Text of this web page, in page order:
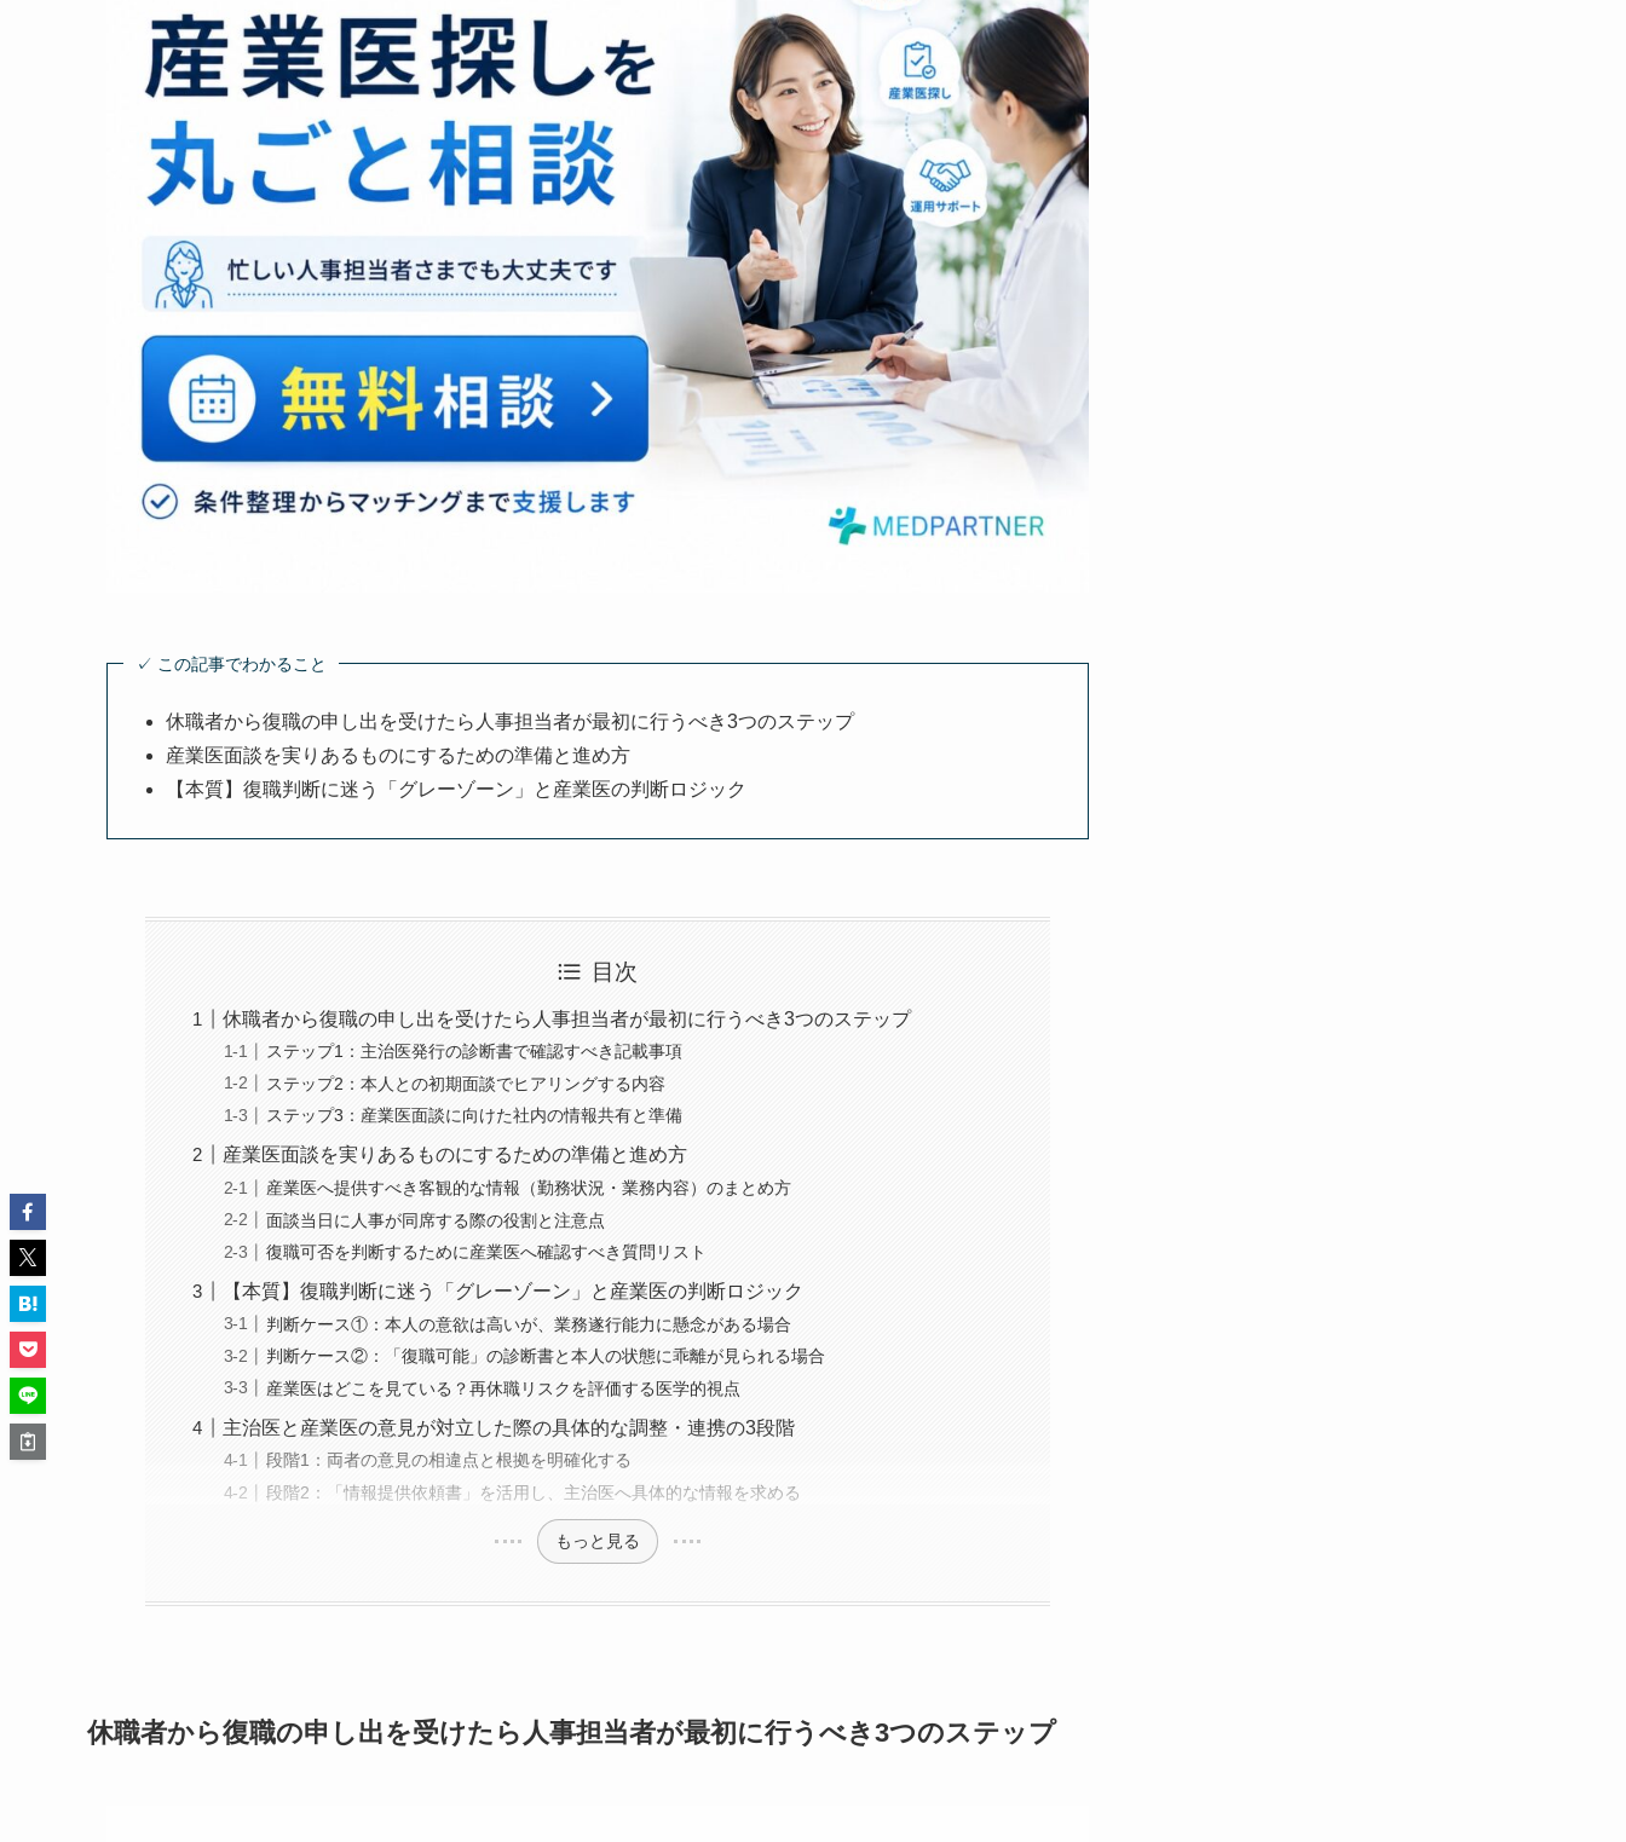
✓ この記事でわかること
休職者から復職の申し出を受けたら人事担当者が最初に行うべき3つのステップ
産業医面談を実りあるものにするための準備と進め方
【本質】復職判断に迷う「グレーゾーン」と産業医の判断ロジック
目次
休職者から復職の申し出を受けたら人事担当者が最初に行うべき3つのステップ
ステップ1：主治医発行の診断書で確認すべき記載事項
ステップ2：本人との初期面談でヒアリングする内容
ステップ3：産業医面談に向けた社内の情報共有と準備
産業医面談を実りあるものにするための準備と進め方
産業医へ提供すべき客観的な情報（勤務状況・業務内容）のまとめ方
面談当日に人事が同席する際の役割と注意点
復職可否を判断するために産業医へ確認すべき質問リスト
【本質】復職判断に迷う「グレーゾーン」と産業医の判断ロジック
判断ケース①：本人の意欲は高いが、業務遂行能力に懸念がある場合
判断ケース②：「復職可能」の診断書と本人の状態に乖離が見られる場合
産業医はどこを見ている？再休職リスクを評価する医学的視点
主治医と産業医の意見が対立した際の具体的な調整・連携の3段階
段階1：両者の意見の相違点と根拠を明確化する
段階2：「情報提供依頼書」を活用し、主治医へ具体的な情報を求める
もっと見る
休職者から復職の申し出を受けたら人事担当者が最初に行うべき3つのステップ